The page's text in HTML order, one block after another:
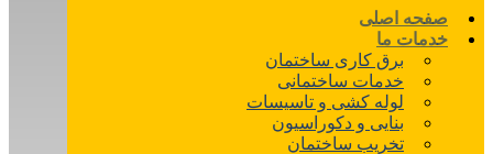
صفحه اصلی
خدمات ما
برق کاری ساختمان
خدمات ساختمانی
لوله کشی و تاسیسات
بنایی و دکوراسیون
تخریب ساختمان